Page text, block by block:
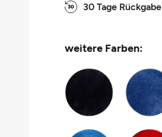
30 Tage
weitere Farben: